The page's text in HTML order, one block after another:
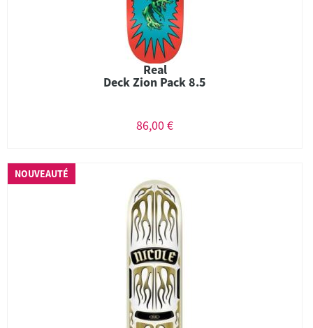
Real
Deck Zion Pack 8.5
86,00 €
NOUVEAUTÉ